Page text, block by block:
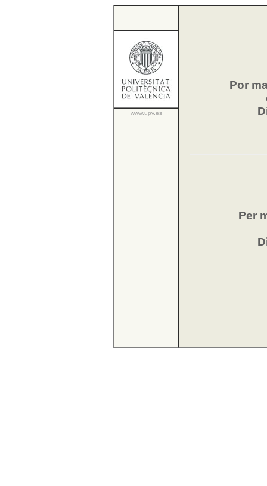
Por
Per
www.upv.es